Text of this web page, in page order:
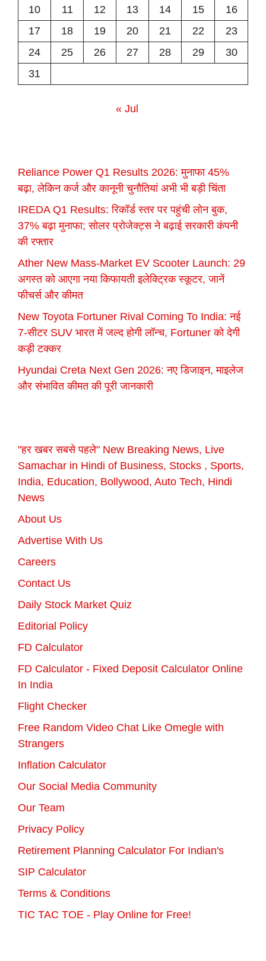
10
11 12 13 14 15
16
17
18 19 20 21 22
23
24
25 26 27 28 29
30
31
« Jul
Reliance Power Q1 Results 2026: मुनाफा 45%
बढ़ा, लेकिन कर्ज और कानूनी चुनौतियां अभी भी बड़ी चिंता
IREDA Q1 Results: रिकॉर्ड स्तर पर पहुंची लोन बुक,
37% बढ़ा मुनाफा; सोलर प्रोजेक्ट्स ने बढ़ाई सरकारी कंपनी
की रफ्तार
Ather New Mass-Market EV Scooter Launch: 29
अगस्त को आएगा नया किफायती इलेक्ट्रिक स्कूटर, जानें
फीचर्स और कीमत
New Toyota Fortuner Rival Coming To India: नई
7-सीटर SUV भारत में जल्द होगी लॉन्च, Fortuner को देगी
कड़ी टक्कर
Hyundai Creta Next Gen 2026: नए डिजाइन, माइलेज
और संभावित कीमत की पूरी जानकारी
"हर खबर सबसे पहले" New Breaking News, Live
Samachar in Hindi of Business, Stocks , Sports,
India, Education, Bollywood, Auto Tech, Hindi
News
About Us
Advertise With Us
Careers
Contact Us
Daily Stock Market Quiz
Editorial Policy
FD Calculator
FD Calculator - Fixed Deposit Calculator Online
In India
Flight Checker
Free Random Video Chat Like Omegle with
Strangers
Inflation Calculator
Our Social Media Community
Our Team
Privacy Policy
Retirement Planning Calculator For Indian's
SIP Calculator
Terms & Conditions
TIC TAC TOE - Play Online for Free!